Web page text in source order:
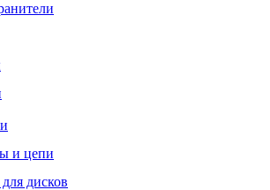
и цепи
дисков